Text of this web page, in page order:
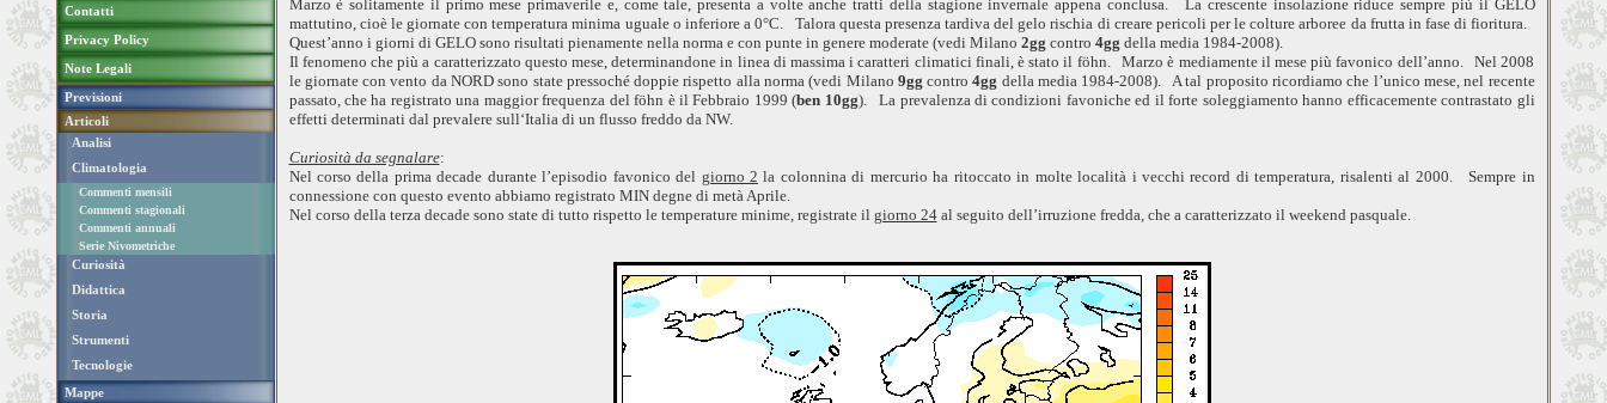
Contatti
Privacy Policy
Note Legali
Previsioni
Articoli
Analisi
Climatologia
Commenti mensili
Commenti stagionali
Commenti annuali
Serie Nivometriche
Curiosità
Didattica
Storia
Strumenti
Tecnologie
Mappe
Marzo è solitamente il primo mese primaverile e, come tale, presenta a volte anche tratti della stagione invernale appena conclusa.La crescente insolazione riduce sempre più il GELO
mattutino, cioè le giornate con temperatura minima uguale o inferiore a 0°C. Talora questa presenza tardiva del gelo rischia di creare pericoli per le colture arboree da frutta in fase di fioritura.
Quest’anno i giorni di GELO sono risultati pienamente nella norma e con punte in genere moderate (vedi Milano 2gg contro 4gg della media 1984-2008).
Il fenomeno che più a caratterizzato questo mese, determinandone in linea di massima i caratteri climatici finali, è stato il föhn. Marzo è mediamente il mese più favonico dell’anno. Nel 2008
le giornate con vento da NORD sono state pressoché doppie rispetto alla norma (vedi Milano 9gg contro4gg della media 1984-2008). A tal proposito ricordiamo che l’unico mese, nel recente
passato, che ha registrato una maggior frequenza del föhn è il Febbraio 1999 (ben 10gg).La prevalenza di condizioni favoniche ed il forte soleggiamento hanno efficacemente contrastato gli
effetti determinati dal prevalere sull‘Italia di un flusso freddo da NW.
Curiosità da segnalare:
Nel corso della prima decade durante l’episodio favonico del giorno 2 la colonnina di mercurio ha ritoccato in molte località i vecchi record di temperatura, risalenti al 2000. Sempre in
connessione con questo evento abbiamo registrato MIN degne di metà Aprile.
Nel corso della terza decade sono state di tutto rispetto le temperature minime, registrate il giorno 24al seguito dell’irruzione fredda, che a caratterizzato il weekend pasquale.